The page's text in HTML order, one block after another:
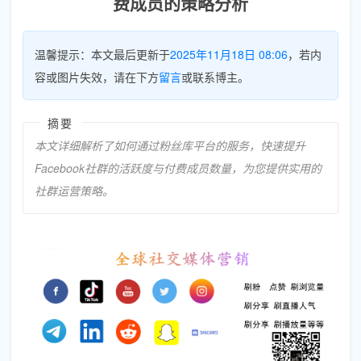
温馨提示：本文最后更新于2025年11月18日 08:06，若内
容或图片失效，请在下方留言或联系博主。
摘要
本文详细解析了如何通过粉丝库平台的服务，快速提升
Facebook社群的活跃度与付费成员数量，为您提供实用的
社群运营策略。